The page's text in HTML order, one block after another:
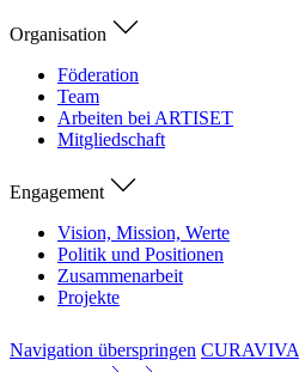
Organisation
Föderation
Team
Arbeiten bei ARTISET
Mitgliedschaft
Engagement
Vision, Mission, Werte
Politik und Positionen
Zusammenarbeit
Projekte
Navigation überspringen CURAVIVA